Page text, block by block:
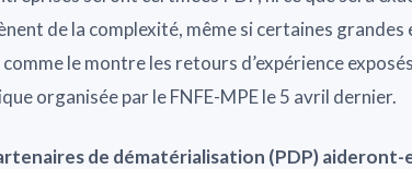
de la complexité, même si certaines
le montre les retours d’expérience
organisée par le FNFE-MPE le 5 avril dernier.
de dématérialisation (PDP) aideront-